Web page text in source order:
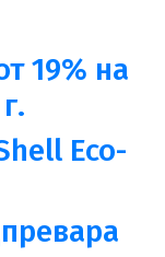
19% на
Eco-